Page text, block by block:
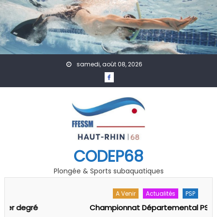
Skip to content
samedi, août 08, 2026
CODEP68
Plongée & Sports subaquatiques
Actualités PSP
Championnat Départemental PSP 68